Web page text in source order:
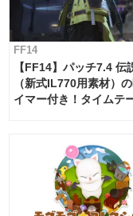
FF14
【FF14】パッチ7.4 伝
（新式IL770用素材）
イマー付き！タイムテ